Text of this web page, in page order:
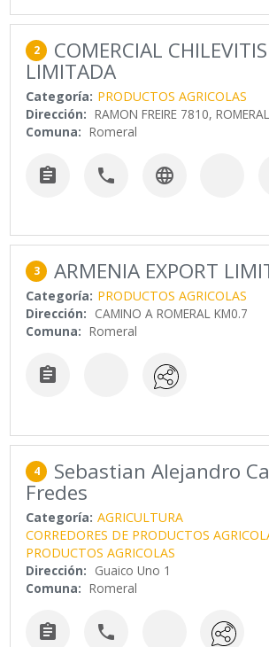
2 COMERCIAL CHILEVITIS
LIMITADA
Categoría: PRODUCTOS AGRICOLAS
Dirección: RAMON FREIRE 7810,
Comuna: Romeral
  
3 ARMENIA EXPORT
Categoría: PRODUCTOS AGRICOLAS
Dirección: CAMINO A ROMERAL KM0.7
Comuna: Romeral

4 Sebastian Alejandro
Fredes
Categoría: AGRICULTURA
CORREDORES DE PRODUCTOS
PRODUCTOS AGRICOLAS
Dirección: Guaico Uno 1
Comuna: Romeral
 